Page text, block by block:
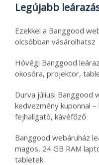
Legújabb
Ezekkel a Banggood
olcsóbban vásárolhatsz
Hóvégi Banggood
okosóra, projektor,
Durva júliusi Banggood
kedvezmény kuponnal
fejhallgató, kávéfőző
Banggood webáruház
magos, 24 GB RAM
tabletek